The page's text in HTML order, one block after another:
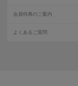
会員特典のご案内
よくあるご質問